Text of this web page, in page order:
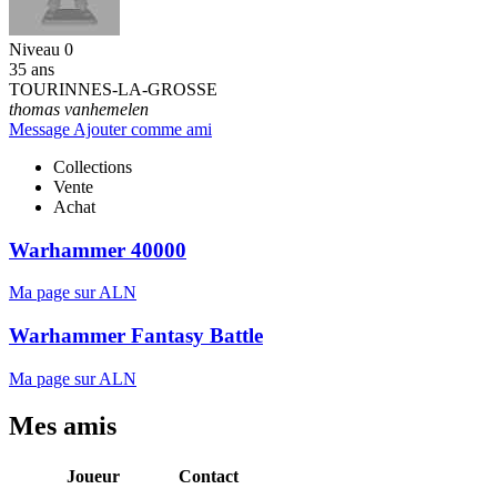
Niveau 0
35 ans
TOURINNES-LA-GROSSE
thomas vanhemelen
Message Ajouter comme ami
Collections
Vente
Achat
Warhammer 40000
Ma page sur ALN
Warhammer Fantasy Battle
Ma page sur ALN
Mes amis
Joueur
Contact